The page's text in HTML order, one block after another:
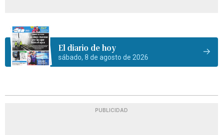
El diario de hoy
sábado, 8 de agosto de 2026
PUBLICIDAD